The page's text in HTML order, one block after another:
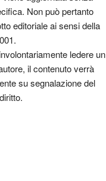
Non può pertanto
editoriale ai sensi della
ledere un
il contenuto verrà
su segnalazione del